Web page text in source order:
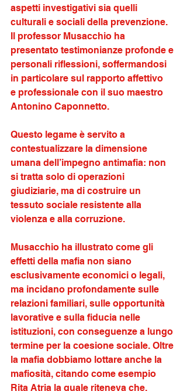
aspetti investigativi sia quelli
culturali e sociali della prevenzione.
Il professor Musacchio ha
presentato testimonianze profonde e
personali riflessioni, soffermandosi
in particolare sul rapporto affettivo
e professionale con il suo maestro
Antonino Caponnetto.
Questo legame è servito a
contestualizzare la dimensione
umana dell’impegno antimafia: non
si tratta solo di operazioni
giudiziarie, ma di costruire un
tessuto sociale resistente alla
violenza e alla corruzione.
Musacchio ha illustrato come gli
effetti della mafia non siano
esclusivamente economici o legali,
ma incidano profondamente sulle
relazioni familiari, sulle opportunità
lavorative e sulla fiducia nelle
istituzioni, con conseguenze a lungo
termine per la coesione sociale. Oltre
la mafia dobbiamo lottare anche la
mafiosità, citando come esempio
Rita Atria la quale riteneva che,